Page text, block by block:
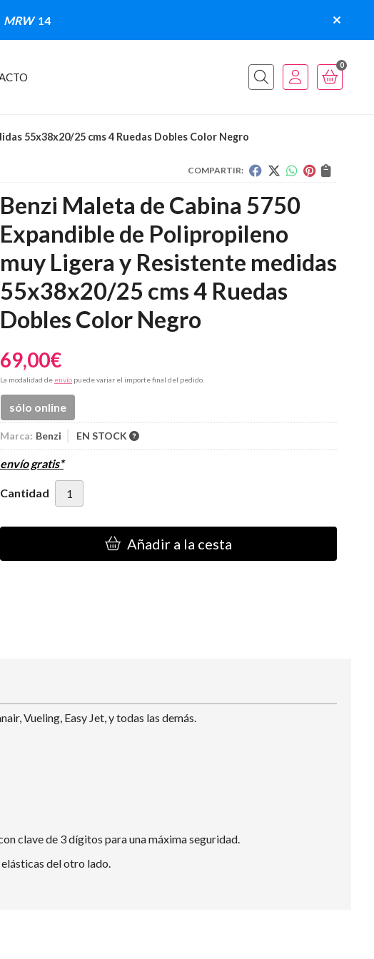
MRW 14
Buscar
0
55x38x20/25 cms 4 Ruedas Dobles Color Negro
COMPARTIR:
Benzi Maleta de Cabina 5750
Expandible de Polipropileno
muy Ligera y Resistente medidas
55x38x20/25 cms 4 Ruedas
Dobles Color Negro
69,00€
La modalidad de envío puede variar el importe final del pedido.
sólo online
Marca: Benzi EN STOCK
envío gratis*
Cantidad
Añadir a la cesta
Vueling, Easy Jet, y todas las demás.
clave de 3 dígitos para una máxima seguridad.
del otro lado.